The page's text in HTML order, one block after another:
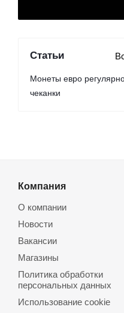
Статьи
Монеты евро
чеканки
Компания
О компании
Новости
Вакансии
Магазины
Политика обработки
персональных данных
Использование cookie